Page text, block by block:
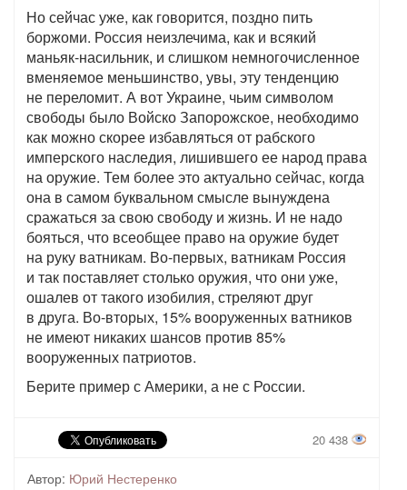
Но сейчас уже, как говорится, поздно пить
боржоми. Россия неизлечима, как и всякий
маньяк-насильник, и слишком немногочисленное
вменяемое меньшинство, увы, эту тенденцию
не переломит. А вот Украине, чьим символом
свободы было Войско Запорожское, необходимо
как можно скорее избавляться от рабского
имперского наследия, лишившего ее народ права
на оружие. Тем более это актуально сейчас, когда
она в самом буквальном смысле вынуждена
сражаться за свою свободу и жизнь. И не надо
бояться, что всеобщее право на оружие будет
на руку ватникам. Во-первых, ватникам Россия
и так поставляет столько оружия, что они уже,
ошалев от такого изобилия, стреляют друг
в друга. Во-вторых, 15% вооруженных ватников
не имеют никаких шансов против 85%
вооруженных патриотов.
Берите пример с Америки, а не с России.
20 438
Автор: Юрий Нестеренко